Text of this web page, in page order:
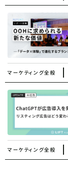
マーケティング全般
マーケティング全般